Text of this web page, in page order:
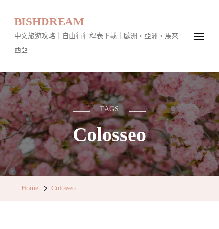
BISHDREAM
中文旅遊攻略｜自由行行程表下載｜歐洲・亞洲・馬來
西亞
TAGS
Colosseo
Home Colosseo